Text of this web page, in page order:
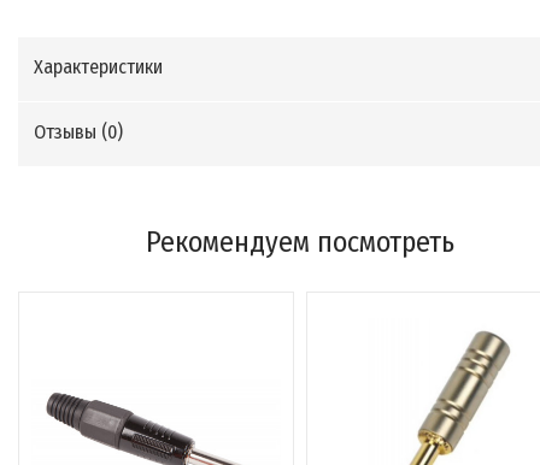
Характеристики
Отзывы (0)
Рекомендуем посмотреть